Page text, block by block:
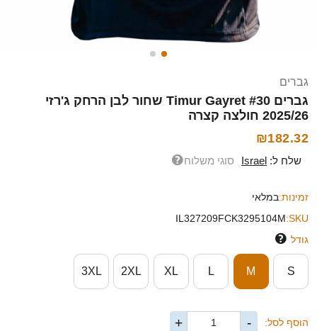
גברים
גברים Timur Gayret #30 שחור לבן הרחק ג'רזי
2025/26 חולצה קצרה
₪182.32
שלח ל: Israel סוגי משלוח
זמינות:במלאי
SKU:
IL327209FCK3295104M
גודל
S
M
L
XL
2XL
3XL
הוסף לסל: -
+